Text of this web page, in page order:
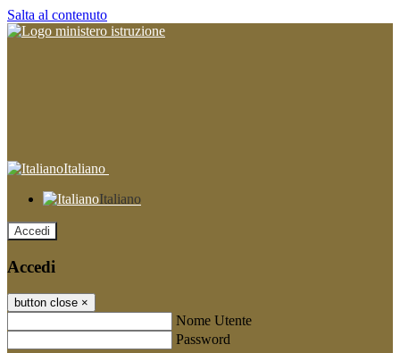
Salta al contenuto
Italiano
Italiano
Accedi
Accedi
button close ×
Nome Utente
Password